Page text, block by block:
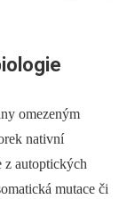
omezeným
nativní
z autoptických
mutace či